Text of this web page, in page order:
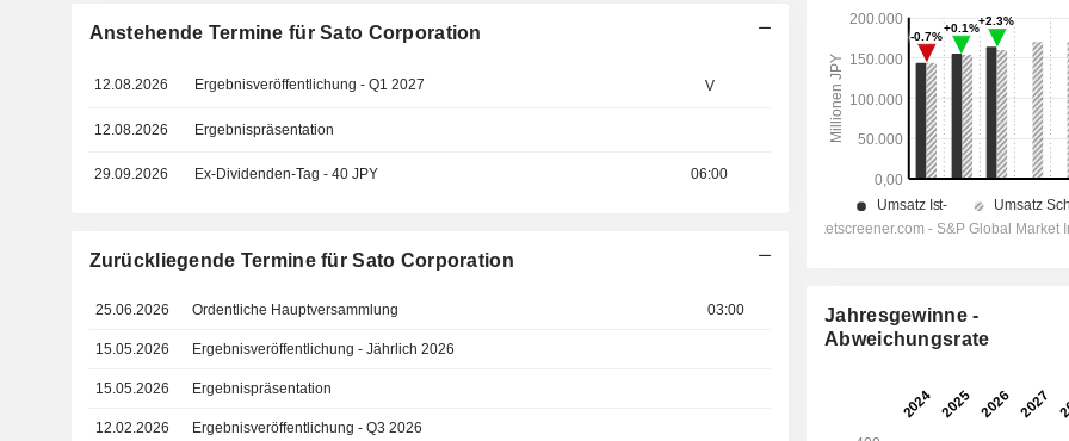
Anstehende Termine für Sato Corporation
12.08.2026 Ergebnisveröffentlichung - Q1 2027 V
12.08.2026 Ergebnispräsentation
29.09.2026 Ex-Dividenden-Tag - 40 JPY 06:00
Zurückliegende Termine für Sato Corporation
25.06.2026 Ordentliche Hauptversammlung 03:00
15.05.2026 Ergebnisveröffentlichung - Jährlich 2026
15.05.2026 Ergebnispräsentation
12.02.2026 Ergebnisveröffentlichung - Q3 2026
Jahresgewinne -
Abweichungsrate